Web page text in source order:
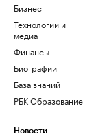
Бизнес
Технологии и
медиа
Финансы
Биографии
База знаний
РБК Образование
Новости